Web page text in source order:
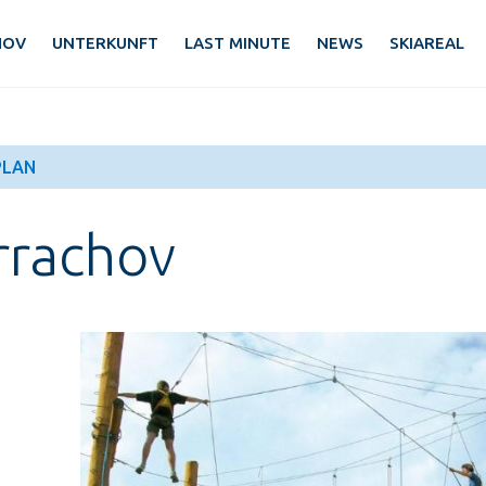
UNTERKUNFT LAST MINUTE NEWS SKIAREAL